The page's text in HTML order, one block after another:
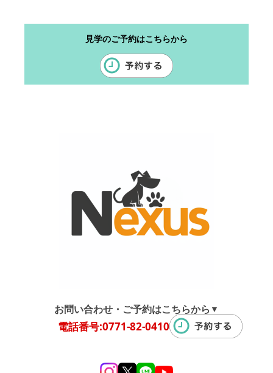
見学のご予約はこちらから
お問い合わせ・ご予約はこちらから ▼
電話番号:0771-82-0410